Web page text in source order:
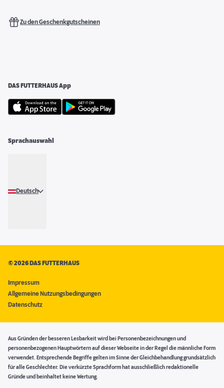
Zu den Geschenkgutscheinen
DAS FUTTERHAUS App
Sprachauswahl
Deutsch
©2026 DAS FUTTERHAUS
Impressum
Allgemeine Nutzungsbedingungen
Datenschutz
Aus Gründen der besseren Lesbarkeit wird bei Personenbezeichnungen und
personenbezogenen Hauptwörtern auf dieser Webseite in der Regel die männliche Form
verwendet. Entsprechende Begriffe gelten im Sinne der Gleichbehandlung grundsätzlich
für alle Geschlechter. Die verkürzte Sprachform hat ausschließlich redaktionelle
Gründe und beinhaltet keine Wertung.